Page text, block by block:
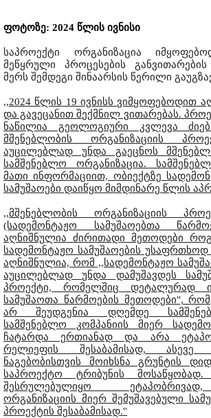
ფოტოზე: 2024 წლის ივნისი
საპროექტი ორგანიზაცია
მეწყრული პროცესების განვითარების
მერს შემდეგი შინაარსის წერილი
,,2024 წლის 19 ივნისს ვიმყოფებოდით
და გავეცანით შექმნილ ვითარებას.
ნაწილია გეოლოგიური კვლევა
მშენებლობის ორგანიზაციის
აუცილებლად უნდა გაეცნოს
სამშენებლო ორგანიზაცია.
მათი ინფორმაციით, ობიექტზე
სამუშაოები დაიწყო მიმდინარე წლის
,,მშენებლობის ორგანიზაციის
(სადემონტაჟო სამუშაოებთა
აღნიშნულია ძირითადი მეთოდები
სადემონტაჟო სამუშაოების უსაფრთხოდ
აღნიშნულია, რომ ,,სადემონტაჟო
აუცილებლად უნდა დამუშავდეს
პროექტი, რომელშიც დეტალურად
სამუშაოთა წარმოების მეთოდები",
არ შეუდგენია დღემდე
სამშენებლო კომპანიის მიერ
ჩატარდა ერთიანად და არა
რელიეფის შესაბამისად,
ნაგებობისთვის მოიხსნა გრუნტის
საპროექტო ტრიბუნის მოსაწყობად.
შესრულებულიყო
ორგანიზაციის მიერ შემუშავებული
პროექტის შესაბამისად.''